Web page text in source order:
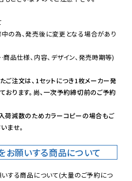
の為、発売後に変更となる場合があり
品仕様、内容、デザイン、発売時期等)
注文は、1セットにつき1枚メーカー発
おります。尚、一次予約締切前のご予約
荷減数のためカラーコピーの場合もご
ませ。
お願いする商品について
する商品について(大量のご予約につ